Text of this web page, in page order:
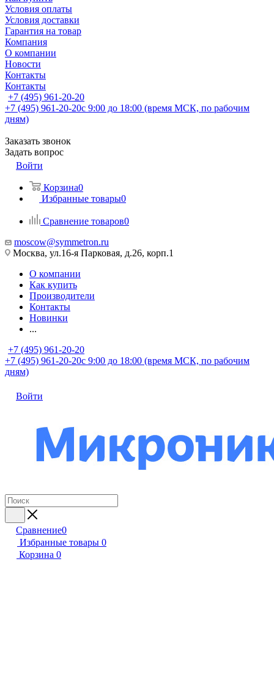
Условия оплаты
Условия доставки
Гарантия на товар
Компания
О компании
Новости
Контакты
Контакты
+7 (495) 961-20-20
+7 (495) 961-20-20с 9:00 до 18:00 (время МСК, по рабочим
дням)
Заказать звонок
Задать вопрос
Войти
Корзина0
Избранные товары0
Сравнение товаров0
moscow@symmetron.ru
Москва, ул.16-я Парковая, д.26, корп.1
О компании
Как купить
Производители
Контакты
Новинки
...
+7 (495) 961-20-20
+7 (495) 961-20-20с 9:00 до 18:00 (время МСК, по рабочим
дням)
Войти
Сравнение0
Избранные товары 0
Корзина 0